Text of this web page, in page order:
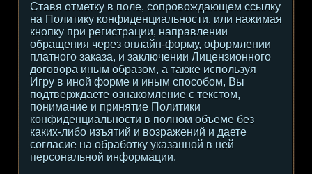
Ставя отметку в поле, сопровождающем ссылку
на Политику конфиденциальности, или нажимая
кнопку при регистрации, направлении
обращения через онлайн-форму, оформлении
платного заказа, и заключении Лицензионного
договора иным образом, а также используя
Игру в иной форме и иным способом, Вы
подтверждаете ознакомление с текстом,
понимание и принятие Политики
конфиденциальности в полном объеме без
каких-либо изъятий и возражений и даете
согласие на обработку указанной в ней
персональной информации.